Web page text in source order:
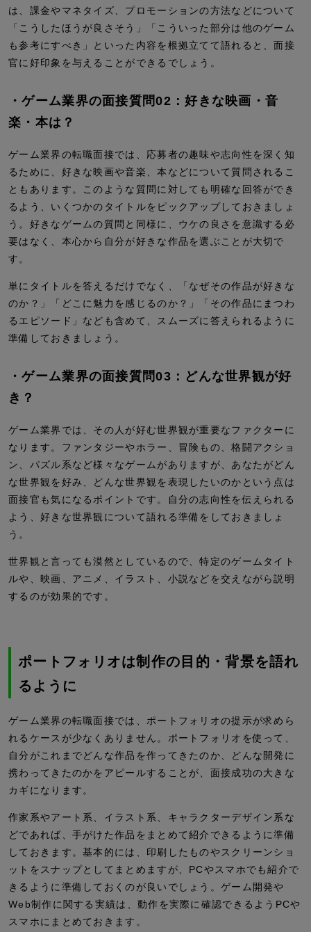
は、課金やマネタイズ、プロモーションの方法などについて
「こうしたほうが良さそう」「こういった部分は他のゲーム
も参考にすべき」といった内容を根拠立てて語れると、面接
官に好印象を与えることができるでしょう。
・ゲーム業界の面接質問02：好きな映画・音
楽・本は？
ゲーム業界の転職面接では、応募者の趣味や志向性を深く知
るために、好きな映画や音楽、本などについて質問されるこ
ともあります。このような質問に対しても明確な回答ができ
るよう、いくつかのタイトルをピックアップしておきましょ
う。好きなゲームの質問と同様に、ウケの良さを意識する必
要はなく、本心から自分が好きな作品を選ぶことが大切で
す。
単にタイトルを答えるだけでなく、「なぜその作品が好きな
のか？」「どこに魅力を感じるのか？」「その作品にまつわ
るエピソード」なども含めて、スムーズに答えられるように
準備しておきましょう。
・ゲーム業界の面接質問03：どんな世界観が好
き？
ゲーム業界では、その人が好む世界観が重要なファクターに
なります。ファンタジーやホラー、冒険もの、格闘アクショ
ン、パズル系など様々なゲームがありますが、あなたがどん
な世界観を好み、どんな世界観を表現したいのかという点は
面接官も気になるポイントです。自分の志向性を伝えられる
よう、好きな世界観について語れる準備をしておきましょ
う。
世界観と言っても漠然としているので、特定のゲームタイト
ルや、映画、アニメ、イラスト、小説などを交えながら説明
するのが効果的です。
ポートフォリオは制作の目的・背景を語れ
るように
ゲーム業界の転職面接では、ポートフォリオの提示が求めら
れるケースが少なくありません。ポートフォリオを使って、
自分がこれまでどんな作品を作ってきたのか、どんな開発に
携わってきたのかをアピールすることが、面接成功の大きな
カギになります。
作家系やアート系、イラスト系、キャラクターデザイン系な
どであれば、手がけた作品をまとめて紹介できるように準備
しておきます。基本的には、印刷したものやスクリーンショ
ットをスナップとしてまとめますが、PCやスマホでも紹介で
きるように準備しておくのが良いでしょう。ゲーム開発や
Web制作に関する実績は、動作を実際に確認できるようPCや
スマホにまとめておきます。